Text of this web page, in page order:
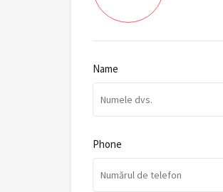
Name
Phone